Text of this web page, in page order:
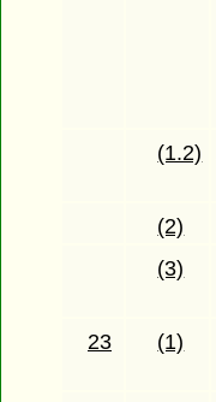
(1.2)
(2)
(3)
23
(1)